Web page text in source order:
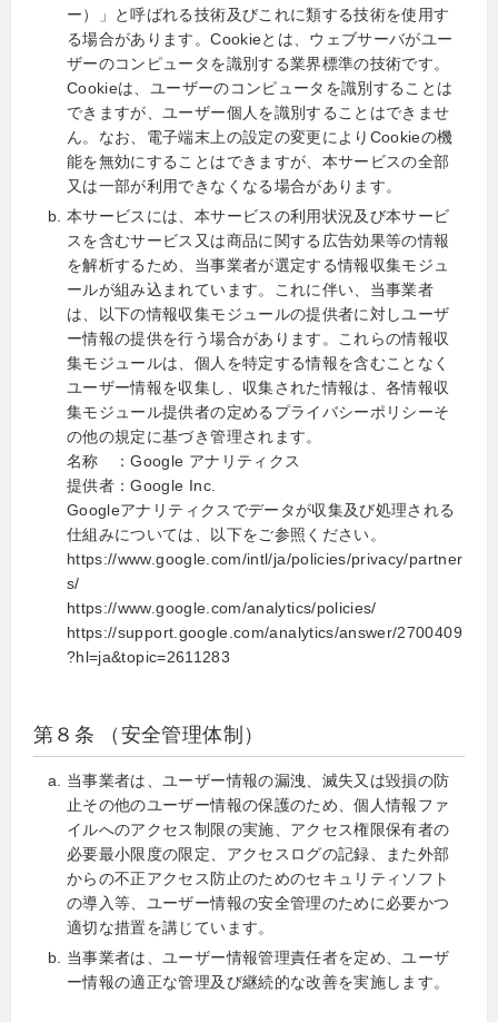
ー）」と呼ばれる技術及びこれに類する技術を使用す
る場合があります。Cookieとは、ウェブサーバがユー
ザーのコンピュータを識別する業界標準の技術です。
Cookieは、ユーザーのコンピュータを識別することは
できますが、ユーザー個人を識別することはできませ
ん。なお、電子端末上の設定の変更によりCookieの機
能を無効にすることはできますが、本サービスの全部
又は一部が利用できなくなる場合があります。
本サービスには、本サービスの利用状況及び本サービ
スを含むサービス又は商品に関する広告効果等の情報
を解析するため、当事業者が選定する情報収集モジュ
ールが組み込まれています。これに伴い、当事業者
は、以下の情報収集モジュールの提供者に対しユーザ
ー情報の提供を行う場合があります。これらの情報収
集モジュールは、個人を特定する情報を含むことなく
ユーザー情報を収集し、収集された情報は、各情報収
集モジュール提供者の定めるプライバシーポリシーそ
の他の規定に基づき管理されます。
名称 ：Google アナリティクス
提供者：Google Inc.
Googleアナリティクスでデータが収集及び処理される
仕組みについては、以下をご参照ください。
https://www.google.com/intl/ja/policies/privacy/partner
s/
https://www.google.com/analytics/policies/
https://support.google.com/analytics/answer/2700409
?hl=ja&topic=2611283
第８条 （安全管理体制）
当事業者は、ユーザー情報の漏洩、滅失又は毀損の防
止その他のユーザー情報の保護のため、個人情報ファ
イルへのアクセス制限の実施、アクセス権限保有者の
必要最小限度の限定、アクセスログの記録、また外部
からの不正アクセス防止のためのセキュリティソフト
の導入等、ユーザー情報の安全管理のために必要かつ
適切な措置を講じています。
当事業者は、ユーザー情報管理責任者を定め、ユーザ
ー情報の適正な管理及び継続的な改善を実施します。